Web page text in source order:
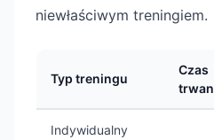
niewłaściwym treningiem.
Typ treningu
Czas
Indywidualny